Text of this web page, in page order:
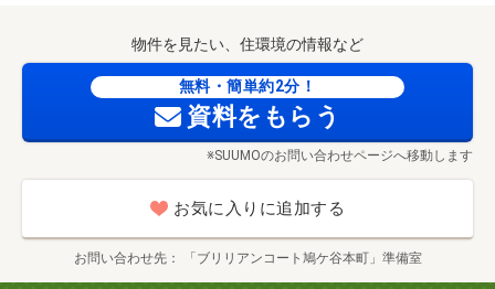
物件を見たい、住環境の情報など
無料・簡単約2分！
資料をもらう
※SUUMOのお問い合わせページへ移動します
お気に入りに追加する
お問い合わせ先 「ブリリアンコート鳩ケ谷本町」準備室